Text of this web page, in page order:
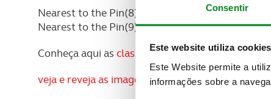
Consentir
Este website utiliza cookies
Este Website permite a
informações sobre a
Nearest to the Pin(8) – Francisco Gameiro
Nearest to the Pin(9) – Fernando Vaz
Conheça aqui as classificações
veja e reveja as imagens da prova